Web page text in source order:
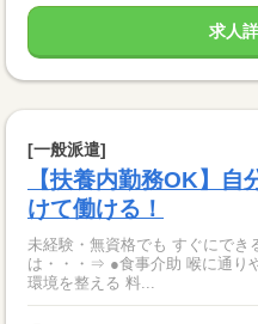
求人
[一般派遣]
【扶養内勤務OK】
けて働ける！
未経験・無資格でも すぐにできるお
は・・・⇒ ●食事介助 喉に通りやすい工夫をするなど 食事しやすい
環境を整える 料...